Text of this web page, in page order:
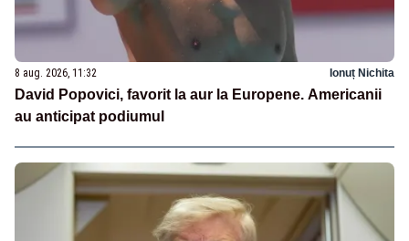
8 aug. 2026, 11:32 Ionuț Nichita
David Popovici, favorit la aur la Europene. Americanii
au anticipat podiumul